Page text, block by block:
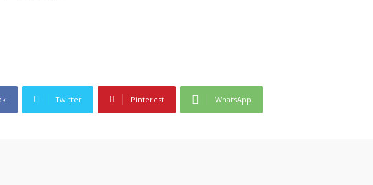
Twitter Pinterest WhatsApp